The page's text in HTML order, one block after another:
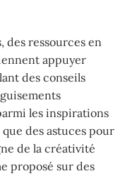
des ressources en
appuyer
des conseils
les inspirations
des astuces pour
de la créativité
proposé sur des